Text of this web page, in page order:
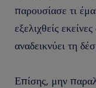
παρουσίασε τι
εξελιχθείς
αναδεικνύει τη
Επίσης, μην